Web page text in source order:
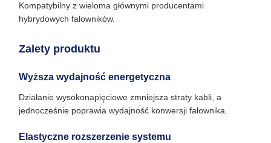
Kompatybilny z wieloma głównymi producentami
hybrydowych falowników.
Zalety produktu
Wyższa wydajność energetyczna
Działanie wysokonapięciowe zmniejsza straty kabli, a
jednocześnie poprawia wydajność konwersji falownika.
Elastyczne rozszerzenie systemu